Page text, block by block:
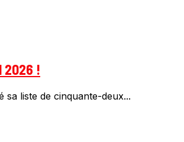
2026 !
sa liste de cinquante-deux...